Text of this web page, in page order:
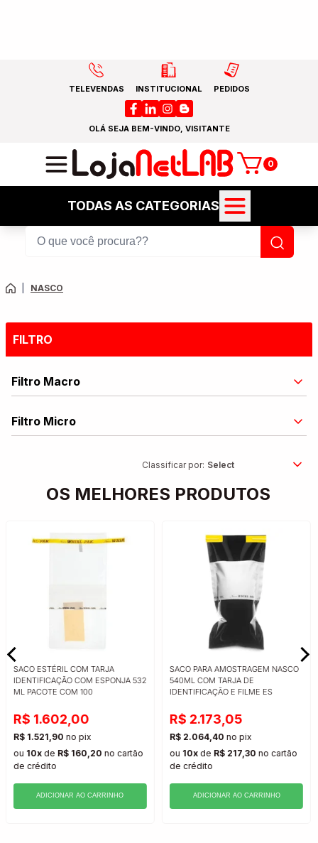
TELEVENDAS INSTITUCIONAL PEDIDOS
OLÁ SEJA BEM-VINDO, VISITANTE
0
TODAS AS CATEGORIAS
NASCO
FILTRO
Filtro Macro
Filtro Micro
Classificar por:
OS MELHORES PRODUTOS
SACO ESTÉRIL COM TARJA
IDENTIFICAÇÃO COM ESPONJA 532
ML PACOTE COM 100
R$ 1.602,00
R$ 1.521,90 no pix
ou 10xde R$ 160,20 no cartão
de crédito
ADICIONAR AO CARRINHO
SACO PARA AMOSTRAGEM NASCO
540ML COM TARJA DE
IDENTIFICAÇÃO E FILME ES
R$ 2.173,05
R$ 2.064,40 no pix
ou 10x de R$ 217,30 no cartão
de crédito
ADICIONAR AO CARRINHO